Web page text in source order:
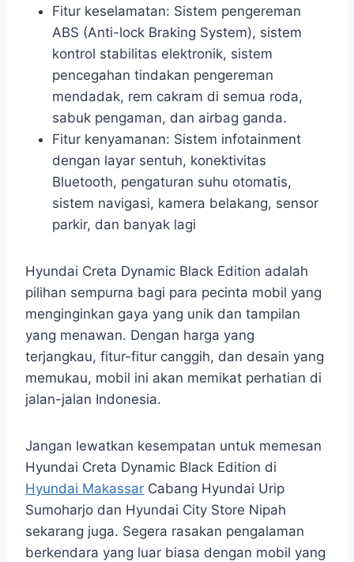
Fitur keselamatan: Sistem pengereman
ABS (Anti-lock Braking System), sistem
kontrol stabilitas elektronik, sistem
pencegahan tindakan pengereman
mendadak, rem cakram di semua roda,
sabuk pengaman, dan airbag ganda.
Fitur kenyamanan: Sistem infotainment
dengan layar sentuh, konektivitas
Bluetooth, pengaturan suhu otomatis,
sistem navigasi, kamera belakang, sensor
parkir, dan banyak lagi
Hyundai Creta Dynamic Black Edition adalah
pilihan sempurna bagi para pecinta mobil yang
menginginkan gaya yang unik dan tampilan
yang menawan. Dengan harga yang
terjangkau, fitur-fitur canggih, dan desain yang
memukau, mobil ini akan memikat perhatian di
jalan-jalan Indonesia.
Jangan lewatkan kesempatan untuk memesan
Hyundai Creta Dynamic Black Edition di
Hyundai Makassar Cabang Hyundai Urip
Sumoharjo dan Hyundai City Store Nipah
sekarang juga. Segera rasakan pengalaman
berkendara yang luar biasa dengan mobil yang